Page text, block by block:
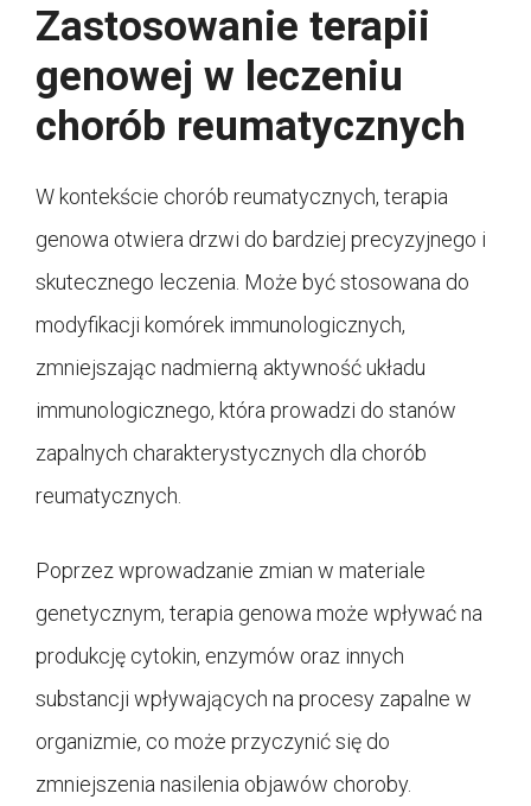
Zastosowanie terapii
genowej w leczeniu
chorób reumatycznych
W kontekście chorób reumatycznych, terapia
genowa otwiera drzwi do bardziej precyzyjnego i
skutecznego leczenia. Może być stosowana do
modyfikacji komórek immunologicznych,
zmniejszając nadmierną aktywność układu
immunologicznego, która prowadzi do stanów
zapalnych charakterystycznych dla chorób
reumatycznych.
Poprzez wprowadzanie zmian w materiale
genetycznym, terapia genowa może wpływać na
produkcję cytokin, enzymów oraz innych
substancji wpływających na procesy zapalne w
organizmie, co może przyczynić się do
zmniejszenia nasilenia objawów choroby.